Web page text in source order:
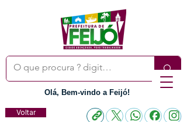
Olá, Bem-vindo a Feijó!
Voltar